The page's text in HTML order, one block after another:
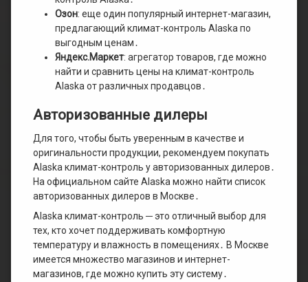
Озон: еще один популярный интернет-магазин,
предлагающий климат-контроль Alaska по
выгодным ценам․
Яндекс․Маркет: агрегатор товаров, где можно
найти и сравнить цены на климат-контроль
Alaska от различных продавцов․
Авторизованные дилеры
Для того, чтобы быть уверенным в качестве и
оригинальности продукции, рекомендуем покупать
Alaska климат-контроль у авторизованных дилеров․
На официальном сайте Alaska можно найти список
авторизованных дилеров в Москве․
Alaska климат-контроль ─ это отличный выбор для
тех, кто хочет поддерживать комфортную
температуру и влажность в помещениях․ В Москве
имеется множество магазинов и интернет-
магазинов, где можно купить эту систему․